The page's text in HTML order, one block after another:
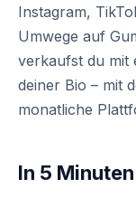
Instagram,
Umwege auf
verkaufst du mit
deiner Bio – mit
monatliche
In 5